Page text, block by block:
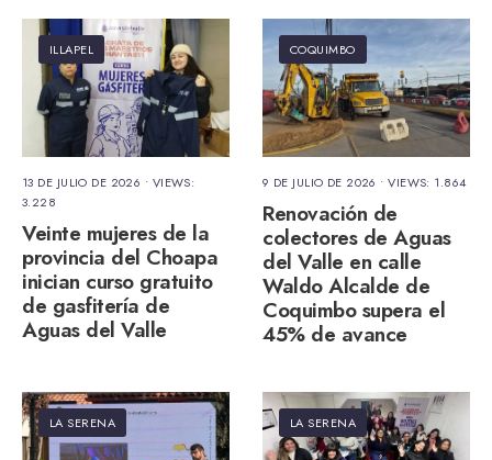
ILLAPEL
13 DE JULIO DE 2026 • VIEWS:
3.228
Veinte mujeres de la
provincia del Choapa
inician curso gratuito
de gasfitería de
Aguas del Valle
COQUIMBO
9 DE JULIO DE 2026 •VIEWS: 1.864
Renovación de
colectores de Aguas
del Valle en calle
Waldo Alcalde de
Coquimbo supera el
45% de avance
LA SERENA LA SERENA